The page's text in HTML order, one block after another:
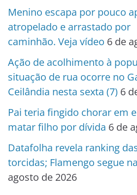
Menino escapa por pouco
atropelado e arrastado por
caminhão. Veja vídeo 6 de
Ação de acolhimento à
situação de rua ocorre no
Ceilândia nesta sexta (7) 6
Pai teria fingido chorar em
matar filho por dívida 6 de
Datafolha revela ranking
torcidas; Flamengo segue
agosto de 2026